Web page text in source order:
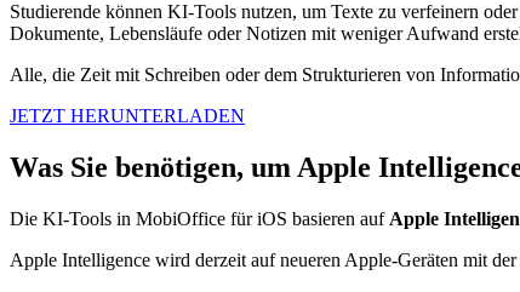
Studierende können KI-Tools nutzen, um Texte zu verfeinern
Dokumente, Lebensläufe oder Notizen mit weniger Aufwand
Alle, die Zeit mit Schreiben oder dem Strukturieren von
JETZT HERUNTERLADEN
Was Sie benötigen, um Apple
Die KI-Tools in MobiOffice für iOS basieren auf Apple
Apple Intelligence wird derzeit auf neueren Apple-Geräten mit